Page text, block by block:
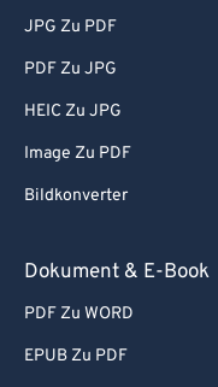
JPG Zu PDF
PDF Zu JPG
HEIC Zu JPG
Image Zu PDF
Bildkonverter
Dokument & E-Book
PDF Zu WORD
EPUB Zu PDF